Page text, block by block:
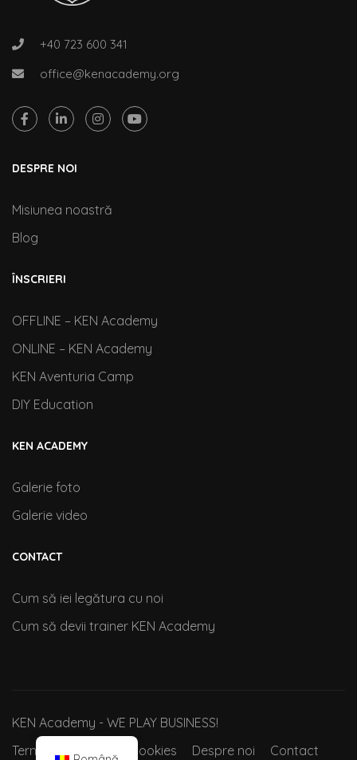
+40 723 600 341
office@kenacademy.org
DESPRE NOI
Misiunea noastră
Blog
ÎNSCRIERI
OFFLINE – KEN Academy
ONLINE – KEN Academy
KEN Aventuria Camp
DIY Education
KEN ACADEMY
Galerie foto
Galerie video
CONTACT
Cum să iei legătura cu noi
Cum să devii trainer KEN Academy
KEN Academy - WE PLAY BUSINESS!
Termeni si conditii
Cookies Despre noi Contact